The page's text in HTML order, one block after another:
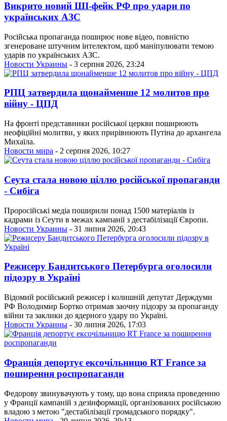
Викрито новий ШІ-фейк РФ про удари по
українських АЗС
Російська пропаганда поширює нове відео, повністю
згенероване штучним інтелектом, щоб маніпулювати темою
ударів по українських АЗС.
Новости Украины - 3 серпня 2026, 23:24
РПЦ затвердила щонайменше 12 молитов про
війну - ЦПД
На фронті представники російської церкви поширюють
неофіційні молитви, у яких прирівнюють Путіна до архангела
Михаїла.
Новости мира - 2 серпня 2026, 10:27
Сеута стала новою ціллю російської пропаганди
- Сибіга
Проросійські медіа поширили понад 1500 матеріалів із
кадрами із Сеути в межах кампанії з дестабілізації Європи.
Новости Украины - 31 липня 2026, 20:43
Режисеру Бандитського Петербурга оголосили
підозру в Україні
Відомий російський режисер і колишній депутат Держдуми
РФ Володимир Бортко отримав заочну підозру за пропаганду
війни та заклики до ядерного удару по Україні.
Новости Украины - 30 липня 2026, 17:03
Франція депортує ексочільницю RT France за
поширення роспропаганди
Федорову звинувачують у тому, що вона сприяла проведенню
у Франції кампаній з дезінформації, організованих російською
владою з метою "дестабілізації громадського порядку".